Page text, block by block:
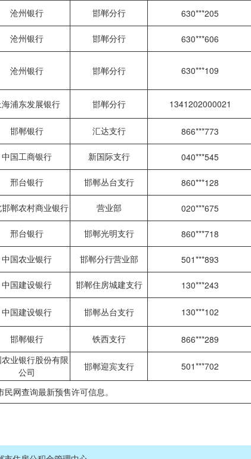
沧州银行 邯郸分行 630***205
沧州银行 邯郸分行 630***606
沧州银行 邯郸分行 630***109
浦东发展银行 邯郸分行 1341202000021
邯郸银行 汇达支行 866***773
中国工商银行 新国际支行 040***545
邢台银行 邯郸丛台支行 860***128
郸农村商业银行 营业部 020***675
邢台银行 邯郸光明支行 860***718
中国农业银行 邯郸分行营业部 501***893
中国建设银行 邯郸住房城建支行 130***243
中国建设银行 邯郸丛台支行 130***102
邯郸银行 铁西支行 866***289
业银行股份有限
公司
邯郸迎宾支行 501***702
网查询最新预售许可信息。